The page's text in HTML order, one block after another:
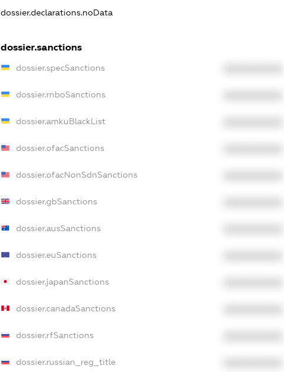
dossier.declarations.noData
dossier.sanctions
dossier.specSanctions
dossier.rnboSanctions
dossier.amkuBlackList
dossier.ofacSanctions
dossier.ofacNonSdnSanctions
dossier.gbSanctions
dossier.ausSanctions
dossier.euSanctions
dossier.japanSanctions
dossier.canadaSanctions
dossier.rfSanctions
dossier.russian_reg_title